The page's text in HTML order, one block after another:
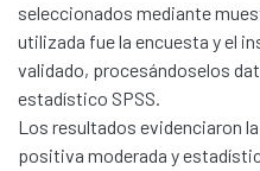
seleccionados mediante
utilizada fue la encuesta y el
validado, procesándoselos
estadístico SPSS.
Los resultados evidenciaron
positiva moderada y